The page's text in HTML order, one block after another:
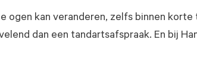
ogen kan veranderen, zelfs binnen
dan een tandartsafspraak. En bij